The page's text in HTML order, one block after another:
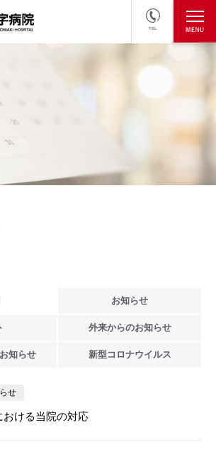
TEL
お知らせ
外来からのお知らせ
知らせ 新型 コロナウイルス
せ
ける当院の対応